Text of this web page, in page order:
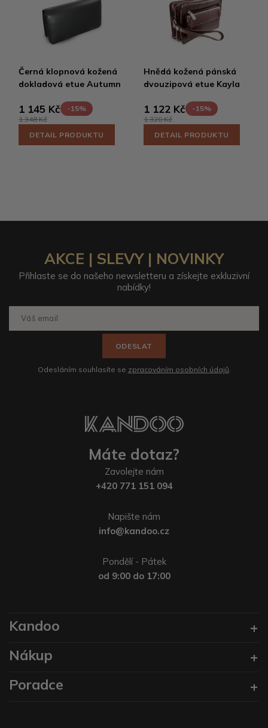
Černá klopnová kožená
dokladová etue Autumn
1 145 Kč
-15%
1 348 Kč
DETAIL PRODUKTU
Hnědá kožená pánská
dvouzipová etue Kayla
1 122 Kč
-15%
1 320 Kč
DETAIL PRODUKTU
AKCE | SLEVY | NOVINKY
Přihlaste se do našeho newsletteru a získejte exkluzivní
nabídky!
ODESLAT
Odesláním souhlasíte se zpracováním osobních údajů
Máte dotaz?
Zavolejte nám
+420 771 151 094
Napište nám
info@kandoo.cz
Pondělí - Pátek
od 9:00 do 17:00
Kandoo
Nákup
Poradce